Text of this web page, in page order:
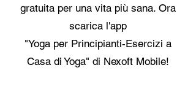
gratuita per una vita più sana. Ora
scarica l'app
"Yoga per Principianti-Esercizi a
Casa di Yoga" di Nexoft Mobile!